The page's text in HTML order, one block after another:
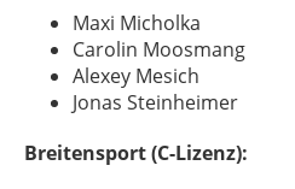
Maxi Micholka
Carolin Moosmang
Alexey Mesich
Jonas Steinheimer
Breitensport (C-Lizenz):